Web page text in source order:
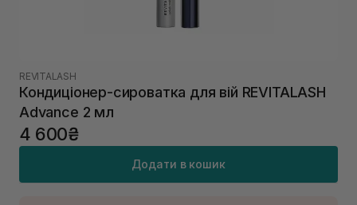
REVITALASH
Кондиціонер-сироватка для вій REVITALASH
Advance 2 мл
4 600₴
Додати в кошик